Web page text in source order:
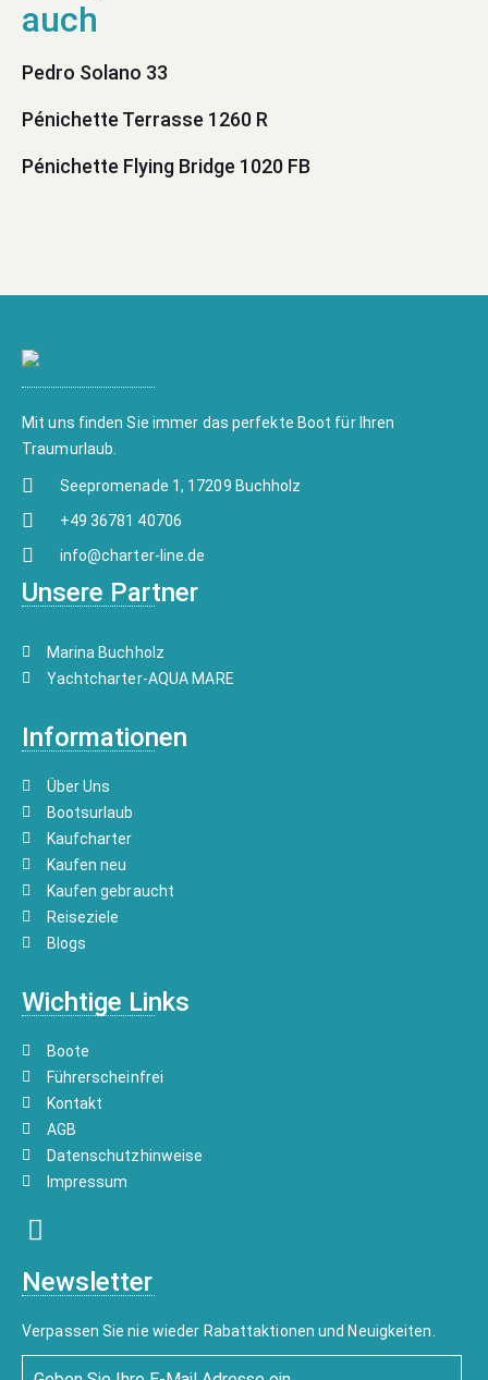
Pedro Solano 33
Pénichette Terrasse 1260 R
Pénichette Flying Bridge 1020 FB
Mit uns finden Sie immer das perfekte Boot für Ihren
Traumurlaub.
Seepromenade 1, 17209 Buchholz
+49 36781 40706
info@charter-line.de
Unsere Partner
Marina Buchholz
Yachtcharter-AQUA MARE
Informationen
Über Uns
Bootsurlaub
Kaufcharter
Kaufen neu
Kaufen gebraucht
Reiseziele
Blogs
Wichtige Links
Boote
Führerscheinfrei
Kontakt
AGB
Datenschutzhinweise
Impressum
Newsletter
Verpassen Sie nie wieder Rabattaktionen und Neuigkeiten.